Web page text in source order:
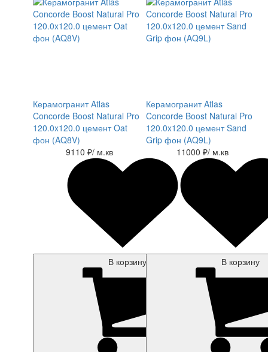
Керамогранит Atlas
Concorde Boost Natural Pro
120.0x120.0 цемент Oat
фон (AQ8V)
9110 ₽/ м.кв
В корзину
Керамогранит Atlas
Concorde Boost Natural Pro
120.0x120.0 цемент Sand
Grip фон (AQ9L)
11000 ₽/ м.кв
В корзину